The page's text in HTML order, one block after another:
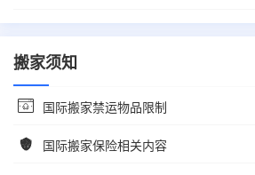
搬家须知
国际搬家禁运物品限制
国际搬家保险相关内容